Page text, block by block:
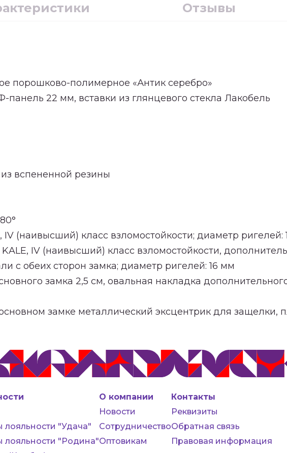
Отзывы
порошково-полимерное «Антик серебро»
22 мм, вставки из глянцевого стекла Лакобель
из вспененной резины
(наивысший) класс взломостойкости; диаметр ригелей:
IV (наивысший) класс взломостойкости,
с обеих сторон замка; диаметр ригелей: 16 мм
замка 2,5 см, овальная накладка
замке металлический эксцентрик для защелки,
"Удача"
лояльности "Родина"
О компании
Новости
Сотрудничество
Оптовикам
Контакты
Реквизиты
Обратная связь
Правовая информация